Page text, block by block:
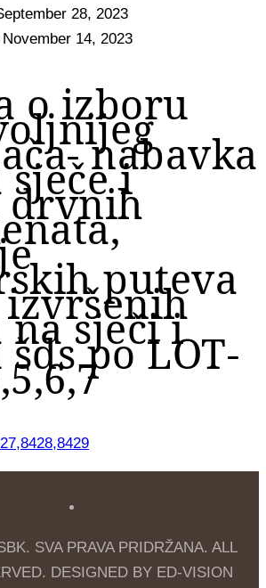
28, 2023
November 14, 2023
o izboru
nabavka
i
drvnih
puteva
na sječi i
po LOT-
SVA PRAVA PRIDRŽANA. ALL
DESIGNED BY ED-VISION